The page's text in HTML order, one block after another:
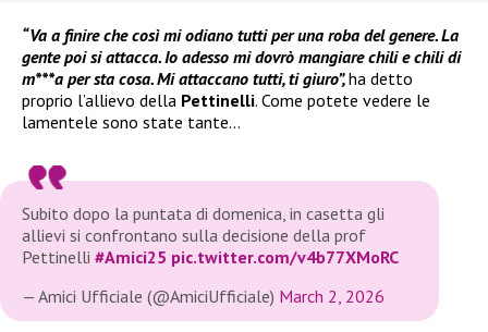
“Va a finire che così mi odiano tutti per una roba del genere. La
gente poi si attacca. Io adesso mi dovrò mangiare chili e chili di
m***a per sta cosa. Mi attaccano tutti, ti giuro”,ha detto
proprio l’allievo della Pettinelli. Come potete vedere le
lamentele sono state tante…
Subito dopo la puntata di domenica, in casetta gli
allievi si confrontano sulla decisione della prof
Pettinelli #Amici25 pic.twitter.com/v4b77XMoRC
— Amici Ufficiale (@AmiciUfficiale) March 2, 2026